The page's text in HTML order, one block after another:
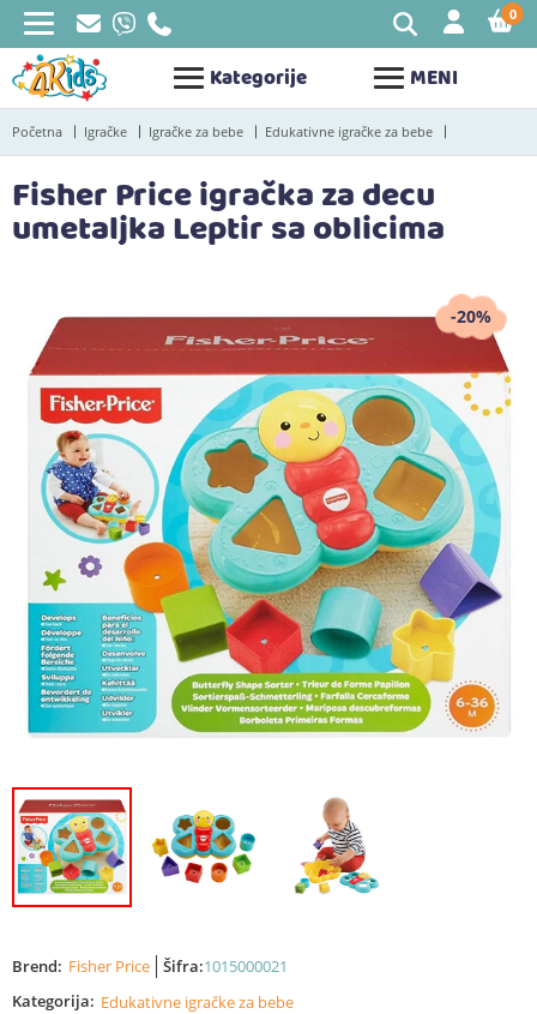
Kategorije MENI
0
Početna Igračke Igračke za bebe Edukativne igračke za bebe
Fisher Price igračka za decu
umetaljka Leptir sa oblicima
-20%
Brend: Fisher Price Šifra:1015000021
Kategorija: Edukativne igračke za bebe